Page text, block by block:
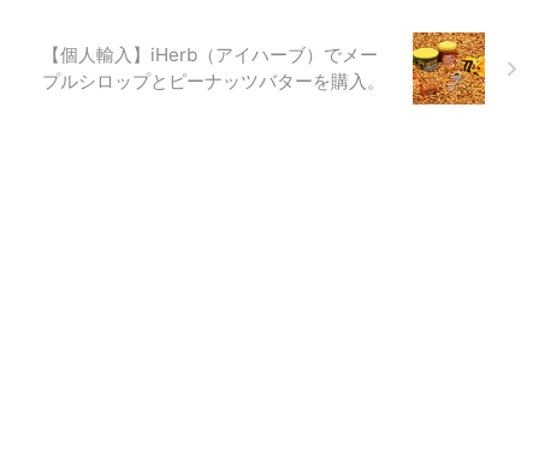
【個人輸入】iHerb（アイハーブ）でメー
プルシロップとピーナッツバターを購入。